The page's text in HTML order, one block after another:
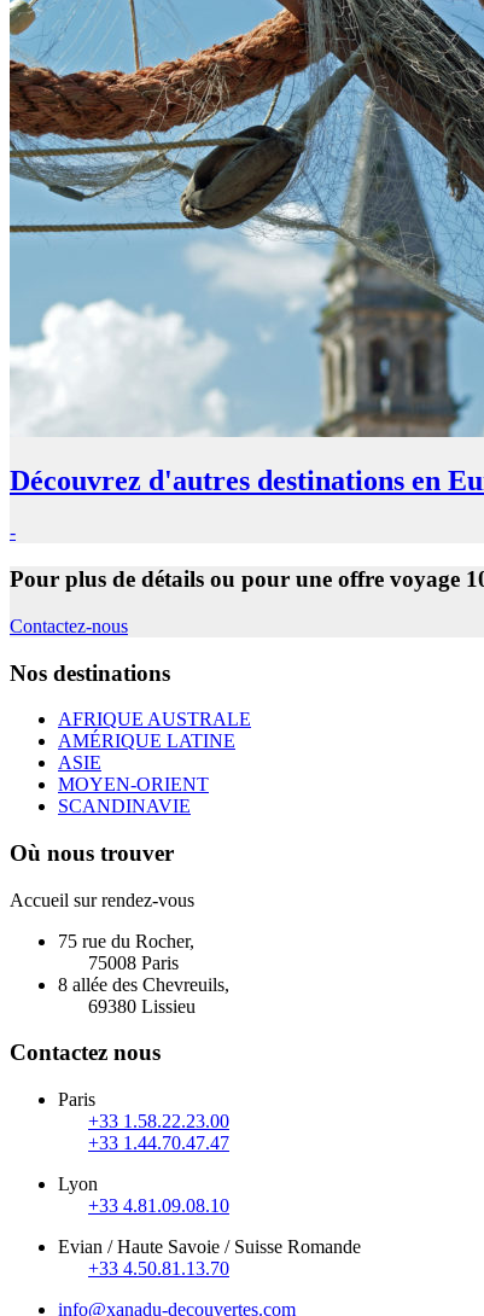
Découvrez d'autres destinations en
-
Pour plus de détails ou pour une offre voyage
Contactez-nous
Nos destinations
AFRIQUE AUSTRALE
AMÉRIQUE LATINE
ASIE
MOYEN-ORIENT
SCANDINAVIE
Où nous trouver
Accueil sur rendez-vous
75 rue du Rocher,
75008 Paris
8 allée des Chevreuils,
69380 Lissieu
Contactez nous
Paris
+33 1.58.22.23.00
+33 1.44.70.47.47
Lyon
+33 4.81.09.08.10
Evian / Haute Savoie / Suisse Romande
+33 4.50.81.13.70
info@xanadu-decouvertes.com